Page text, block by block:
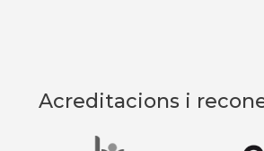
Acreditacions i